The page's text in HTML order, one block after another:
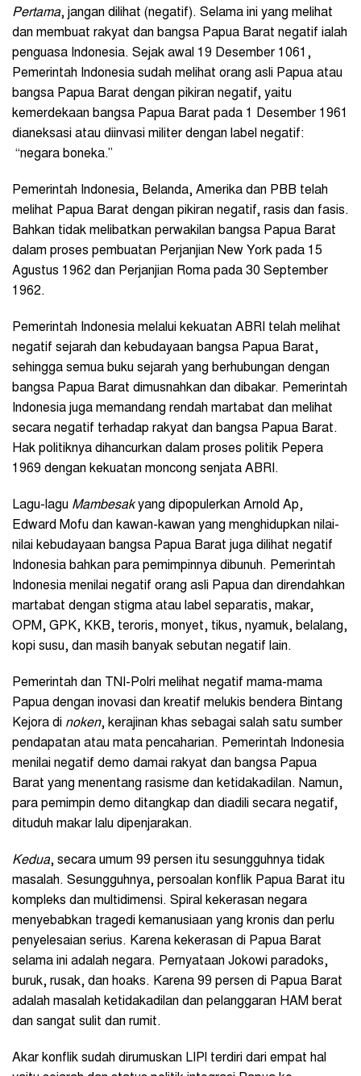
Pertama, jangan dilihat (negatif). Selama ini yang melihat
dan membuat rakyat dan bangsa Papua Barat negatif ialah
penguasa Indonesia. Sejak awal 19 Desember 1061,
Pemerintah Indonesia sudah melihat orang asli Papua atau
bangsa Papua Barat dengan pikiran negatif, yaitu
kemerdekaan bangsa Papua Barat pada 1 Desember 1961
dianeksasi atau diinvasi militer dengan label negatif:
“negara boneka.”
Pemerintah Indonesia, Belanda, Amerika dan PBB telah
melihat Papua Barat dengan pikiran negatif, rasis dan fasis.
Bahkan tidak melibatkan perwakilan bangsa Papua Barat
dalam proses pembuatan Perjanjian New York pada 15
Agustus 1962 dan Perjanjian Roma pada 30 September
1962.
Pemerintah Indonesia melalui kekuatan ABRI telah melihat
negatif sejarah dan kebudayaan bangsa Papua Barat,
sehingga semua buku sejarah yang berhubungan dengan
bangsa Papua Barat dimusnahkan dan dibakar. Pemerintah
Indonesia juga memandang rendah martabat dan melihat
secara negatif terhadap rakyat dan bangsa Papua Barat.
Hak politiknya dihancurkan dalam proses politik Pepera
1969 dengan kekuatan moncong senjata ABRI.
Lagu-lagu Mambesakyang dipopulerkan Arnold Ap,
Edward Mofu dan kawan-kawan yang menghidupkan nilai-
nilai kebudayaan bangsa Papua Barat juga dilihat negatif
Indonesia bahkan para pemimpinnya dibunuh. Pemerintah
Indonesia menilai negatif orang asli Papua dan direndahkan
martabat dengan stigma atau label separatis, makar,
OPM, GPK, KKB, teroris, monyet, tikus, nyamuk, belalang,
kopi susu, dan masih banyak sebutan negatif lain.
Pemerintah dan TNI-Polri melihat negatif mama-mama
Papua dengan inovasi dan kreatif melukis bendera Bintang
Kejora di noken, kerajinan khas sebagai salah satu sumber
pendapatan atau mata pencaharian. Pemerintah Indonesia
menilai negatif demo damai rakyat dan bangsa Papua
Barat yang menentang rasisme dan ketidakadilan. Namun,
para pemimpin demo ditangkap dan diadili secara negatif,
dituduh makar lalu dipenjarakan.
Kedua, secara umum 99 persen itu sesungguhnya tidak
masalah. Sesungguhnya, persoalan konflik Papua Barat itu
kompleks dan multidimensi. Spiral kekerasan negara
menyebabkan tragedi kemanusiaan yang kronis dan perlu
penyelesaian serius. Karena kekerasan di Papua Barat
selama ini adalah negara. Pernyataan Jokowi paradoks,
buruk, rusak, dan hoaks. Karena 99 persen di Papua Barat
adalah masalah ketidakadilan dan pelanggaran HAM berat
dan sangat sulit dan rumit.
Akar konflik sudah dirumuskan LIPI terdiri dari empat hal